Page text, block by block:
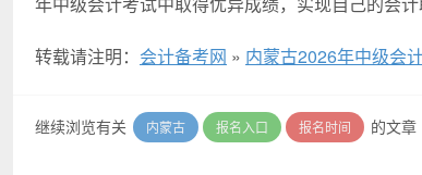
转载请注明： 会计备考网 » 内蒙古2026年中级会
继续浏览有关 内蒙古 报名入口 报名时间 的文章